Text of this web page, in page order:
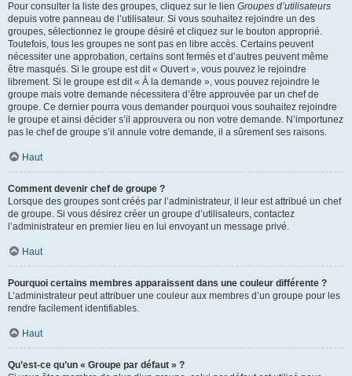
Pour consulter la liste des groupes, cliquez sur le lien Groupes d’utilisateurs
depuis votre panneau de l’utilisateur. Si vous souhaitez rejoindre un des
groupes, sélectionnez le groupe désiré et cliquez sur le bouton approprié.
Toutefois, tous les groupes ne sont pas en libre accès. Certains peuvent
nécessiter une approbation, certains sont fermés et d’autres peuvent même
être masqués. Si le groupe est dit « Ouvert », vous pouvez le rejoindre
librement. Si le groupe est dit « À la demande », vous pouvez rejoindre le
groupe mais votre demande nécessitera d’être approuvée par un chef de
groupe. Ce dernier pourra vous demander pourquoi vous souhaitez rejoindre
le groupe et ainsi décider s’il approuvera ou non votre demande. N’importunez
pas le chef de groupe s’il annule votre demande, il a sûrement ses raisons.
Haut
Comment devenir chef de groupe ?
Lorsque des groupes sont créés par l’administrateur, il leur est attribué un chef
de groupe. Si vous désirez créer un groupe d’utilisateurs, contactez
l’administrateur en premier lieu en lui envoyant un message privé.
Haut
Pourquoi certains membres apparaissent dans une couleur différente ?
L’administrateur peut attribuer une couleur aux membres d’un groupe pour les
rendre facilement identifiables.
Haut
Qu’est-ce qu’un « Groupe par défaut » ?